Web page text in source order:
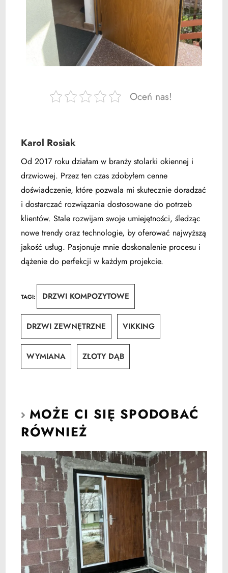
Oceń nas!
Karol Rosiak
Od 2017 roku działam w branży stolarki okiennej i
drzwiowej. Przez ten czas zdobyłem cenne
doświadczenie, które pozwala mi skutecznie doradzać
i dostarczać rozwiązania dostosowane do potrzeb
klientów. Stale rozwijam swoje umiejętności, śledząc
nowe trendy oraz technologie, by oferować najwyższą
jakość usług. Pasjonuje mnie doskonalenie procesu i
dążenie do perfekcji w każdym projekcie.
TAGI: DRZWI KOMPOZYTOWE
DRZWI ZEWNĘTRZNE VIKKING
WYMIANA ZŁOTY DĄB
MOŻE CI SIĘ SPODOBAĆ
RÓWNIEŻ